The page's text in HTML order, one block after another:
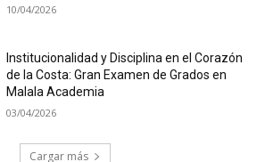
10/04/2026
Institucionalidad y Disciplina en el Corazón
de la Costa: Gran Examen de Grados en
Malala Academia
03/04/2026
Cargar más